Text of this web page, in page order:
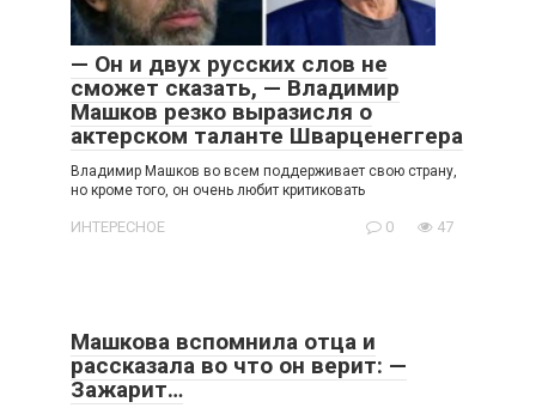
— Он и двух русских слов не
сможет сказать, — Владимир
Машков резко выразисля о
актерском таланте Шварценеггера
Владимир Машков во всем поддерживает свою страну,
но кроме того, он очень любит критиковать
ИНТЕРЕСНОЕ 0 47
Машкова вспомнила отца и
рассказала во что он верит: —
Зажарит…